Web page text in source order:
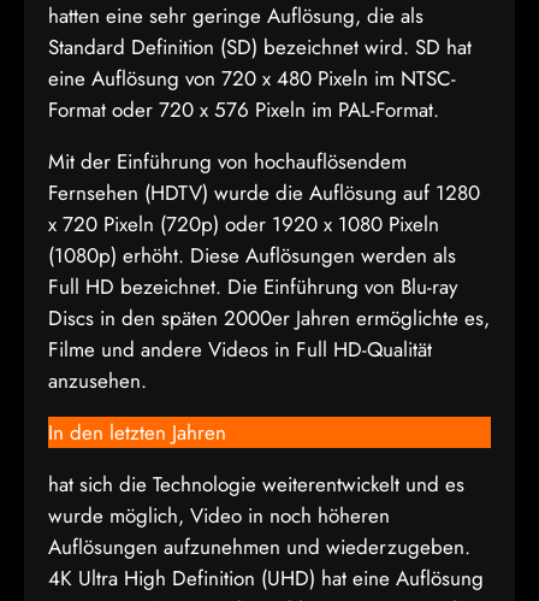
hatten eine sehr geringe Auflösung, die als
Standard Definition (SD) bezeichnet wird. SD hat
eine Auflösung von 720 x 480 Pixeln im NTSC-
Format oder 720 x 576 Pixeln im PAL-Format.
Mit der Einführung von hochauflösendem
Fernsehen (HDTV) wurde die Auflösung auf 1280
x 720 Pixeln (720p) oder 1920 x 1080 Pixeln
(1080p) erhöht. Diese Auflösungen werden als
Full HD bezeichnet. Die Einführung von Blu-ray
Discs in den späten 2000er Jahren ermöglichte es,
Filme und andere Videos in Full HD-Qualität
anzusehen.
In den letzten Jahren
hat sich die Technologie weiterentwickelt und es
wurde möglich, Video in noch höheren
Auflösungen aufzunehmen und wiederzugeben.
4K Ultra High Definition (UHD) hat eine Auflösung